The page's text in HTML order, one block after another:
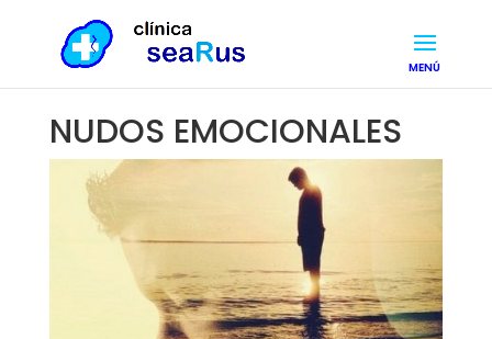
NUDOS EMOCIONALES